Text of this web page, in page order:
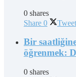
0 shares
Share 0 Tweet
Bir
öğrenmek:
0 shares